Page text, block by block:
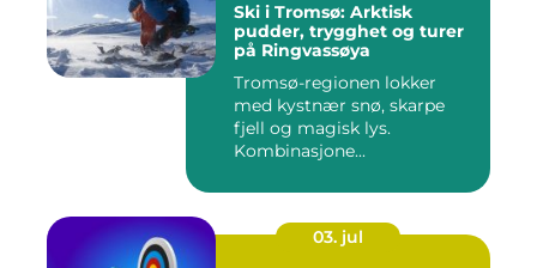
Ski i Tromsø: Arktisk
pudder, trygghet og turer
på Ringvassøya
Tromsø-regionen lokker
med kystnær snø, skarpe
fjell og magisk lys.
Kombinasjone...
03. jul